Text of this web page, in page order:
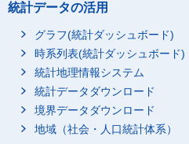
統計データの活用
グラフ(統計ダッシュボード)
時系列表(統計ダッシュボード)
統計地理情報システム
統計データダウンロード
境界データダウンロード
地域（社会・人口統計体系）